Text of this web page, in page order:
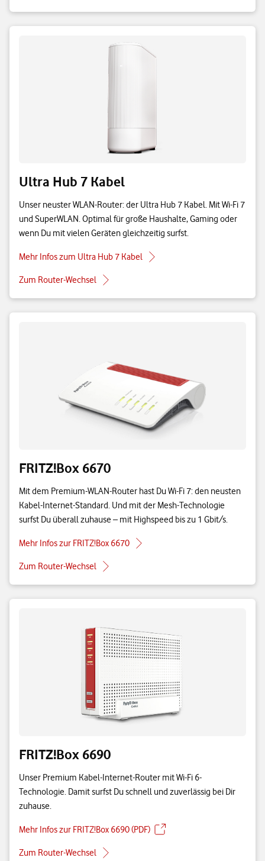
Ultra Hub 7 Kabel
Unser neuster WLAN-Router: der Ultra Hub 7 Kabel. Mit Wi-Fi 7
und SuperWLAN. Optimal für große Haushalte, Gaming oder
wenn Du mit vielen Geräten gleichzeitig surfst.
Mehr Infos zum Ultra Hub 7 Kabel
Zum Router-Wechsel
FRITZ!Box 6670
Mit dem Premium-WLAN-Router hast Du Wi-Fi 7: den neusten
Kabel-Internet-Standard. Und mit der Mesh-Technologie
surfst Du überall zuhause – mit Highspeed bis zu 1 Gbit/s.
Mehr Infos zur FRITZ!Box 6670
Zum Router-Wechsel
FRITZ!Box 6690
Unser Premium Kabel-Internet-Router mit Wi-Fi 6-
Technologie. Damit surfst Du schnell und zuverlässig bei Dir
zuhause.
Mehr Infos zur FRITZ!Box 6690 (PDF)
Zum Router-Wechsel